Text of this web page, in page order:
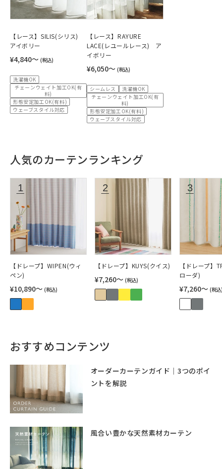
【レース】SILIS(シリス)
アイボリー
¥4,840〜 (税込)
洗濯機OK
チェーンウェイト加工OK(有
料)
形態安定加工OK(有料)
ウェーブスタイル対応
【レース】RAYURE
LACE(レユールレース) ア
イボリー
¥6,050〜 (税込)
シームレス
洗濯機OK
チェーンウェイト加工OK(有
料)
形態安定加工OK(有料)
ウェーブスタイル対応
人気のカーテンランキング
【ドレープ】WIPEN(ウィ
ペン)
¥10,890〜 (税込)
【ドレープ】KUYS(クイス)
¥7,260〜 (税込)
【ドレープ】
ローダ)
¥7,260〜 (税込)
おすすめコンテンツ
オーダーカーテンガイド｜3つのポイ
ントを解説
風合い豊かな天然素材カーテン